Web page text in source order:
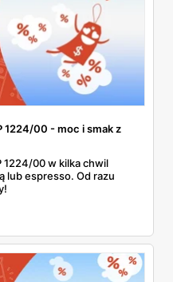
1224/00 - moc i smak z
1224/00 w kilka chwil
lub espresso. Od razu